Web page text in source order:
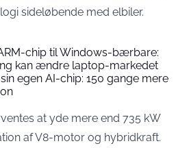
sideløbende med elbiler.
chip til Windows-bærbare:
kan ændre laptop-markedet
egen AI-chip: 150 gange mere
at yde mere end 735 kW
af V8-motor og hybridkraft.